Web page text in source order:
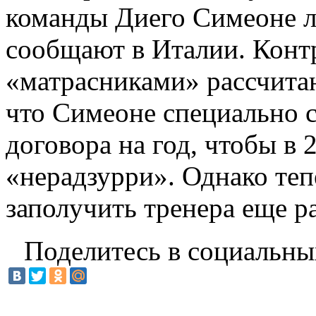
команды Диего Симеоне
сообщают в Италии.
«матрасниками»
что Симеоне специально
договора на год, чтобы в
«нерадзурри». Однако
заполучить тренера еще
Поделитесь в